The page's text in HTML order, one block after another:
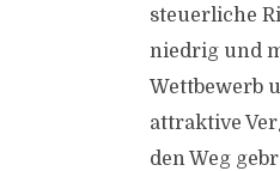
steuerliche
niedrig und
Wettbewerb
attraktive
den Weg